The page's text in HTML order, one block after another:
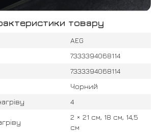
товару
AEG
7333394068114
7333394068114
Чорний
4
2 × 21 см, 18 см, 14,5
см